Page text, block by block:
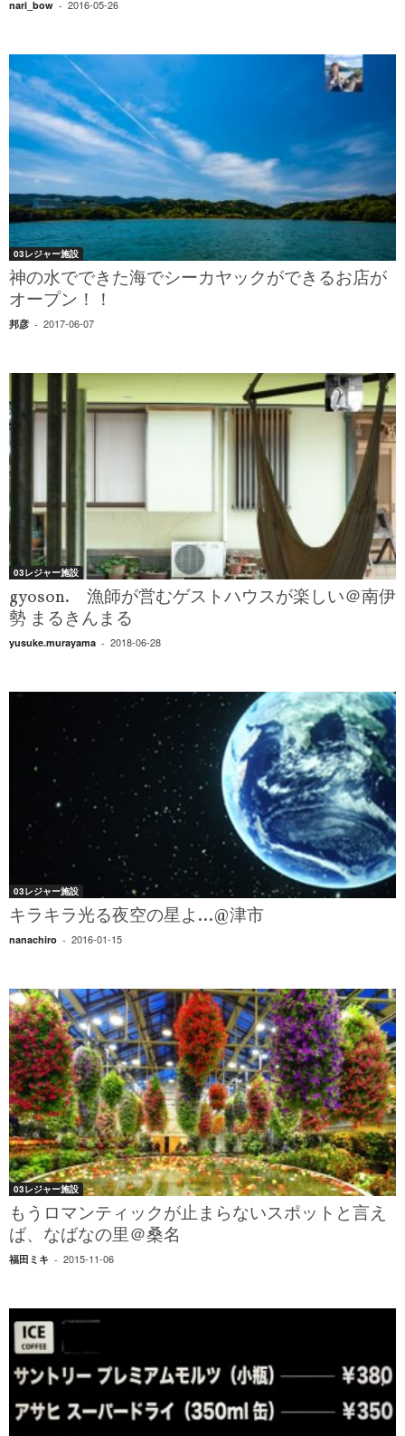
nari_bow - 2016-05-26
03レジャー施設
神の水でできた海でシーカヤックができるお店が
オープン！！
邦彦 - 2017-06-07
03レジャー施設
gyoson. 漁師が営むゲストハウスが楽しい＠南伊
勢 まるきんまる
yusuke.murayama - 2018-06-28
03レジャー施設
キラキラ光る夜空の星よ…@津市
nanachiro - 2016-01-15
03レジャー施設
もうロマンティックが止まらないスポットと言え
ば、なばなの里＠桑名
福田ミキ - 2015-11-06